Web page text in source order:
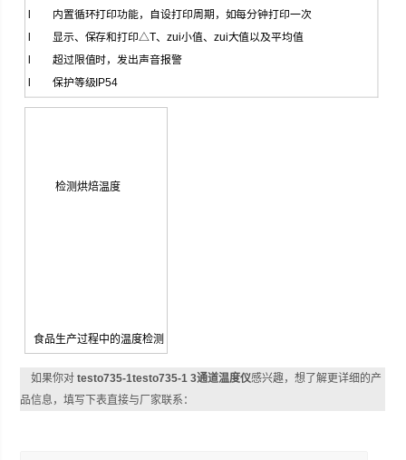
内置循环打印功能，自设打印周期，如每分钟打印一次
显示、保存和打印△T、zui小值、zui大值以及平均值
超过限值时，发出声音报警
l 保护等级IP54
检测烘焙温度
食品生产过程中的温度检测
如果你对testo735-1testo735-1 3通道温度仪感兴趣，想了解更详细的产
品信息，填写下表直接与厂家联系：